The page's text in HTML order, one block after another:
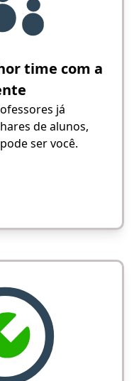
time com a
já
de alunos,
ser você.